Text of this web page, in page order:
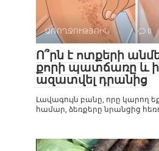
ԱՌՈՂՋՈՒԹՅՈԻՆ 0
Ո՞րն է ոտքերի
քորի պատճառը և
ազատվել դրանից
Լավագույն բանը, որը կարող
համար, ձեռքերը նրանցից